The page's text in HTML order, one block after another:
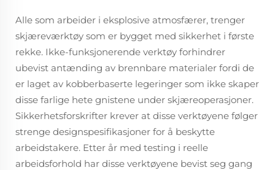
Alle som arbeider i eksplosive atmosfærer, trenger
skjæreværktøy som er bygget med sikkerhet i første
rekke. Ikke-funksjonerende verktøy forhindrer
ubevist antænding av brennbare materialer fordi de
er laget av kobberbaserte legeringer som ikke skaper
disse farlige hete gnistene under skjæreoperasjoner.
Sikkerhetsforskrifter krever at disse verktøyene følger
strenge designspesifikasjoner for å beskytte
arbeidstakere. Etter år med testing i reelle
arbeidsforhold har disse verktøyene bevist seg gang